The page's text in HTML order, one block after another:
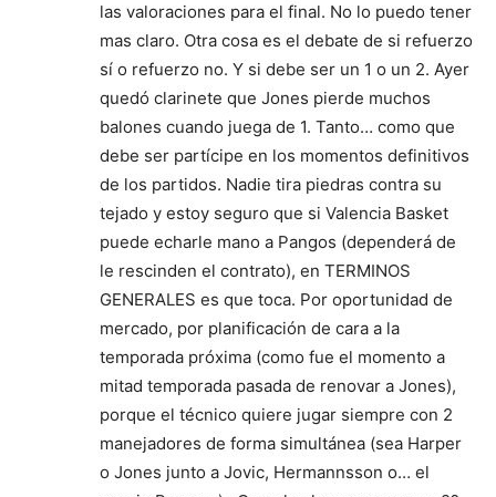
las valoraciones para el final. No lo puedo tener
mas claro. Otra cosa es el debate de si refuerzo
sí o refuerzo no. Y si debe ser un 1 o un 2. Ayer
quedó clarinete que Jones pierde muchos
balones cuando juega de 1. Tanto… como que
debe ser partícipe en los momentos definitivos
de los partidos. Nadie tira piedras contra su
tejado y estoy seguro que si Valencia Basket
puede echarle mano a Pangos (dependerá de
le rescinden el contrato), en TERMINOS
GENERALES es que toca. Por oportunidad de
mercado, por planificación de cara a la
temporada próxima (como fue el momento a
mitad temporada pasada de renovar a Jones),
porque el técnico quiere jugar siempre con 2
manejadores de forma simultánea (sea Harper
o Jones junto a Jovic, Hermannsson o… el